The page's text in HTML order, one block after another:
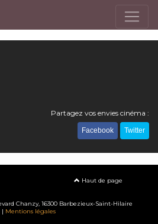
Partagez vos envies cinéma :
Facebook Twitter
Haut de page
Chanzy, 16300 Barbezieux-Saint-Hilaire
| Mentions légales